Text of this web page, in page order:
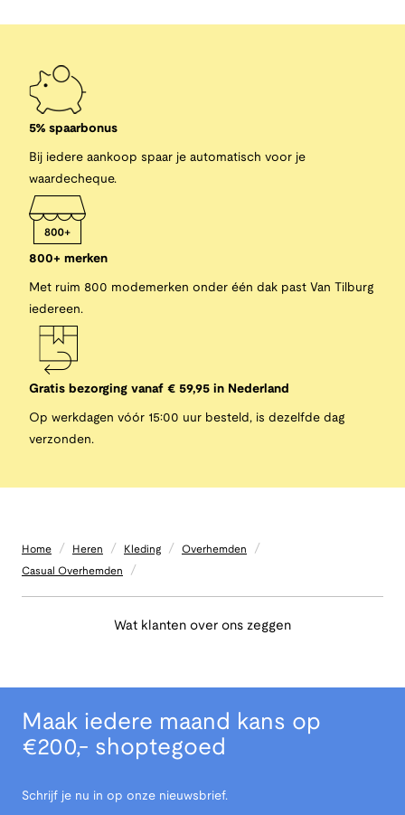
5% spaarbonus
Bij iedere aankoop spaar je automatisch voor je
waardecheque.
800+ merken
Met ruim 800 modemerken onder één dak past Van Tilburg
iedereen.
Gratis bezorging vanaf € 59,95 in Nederland
Op werkdagen vóór 15:00 uur besteld, is dezelfde dag
verzonden.
Home / Heren / Kleding / Overhemden /
Casual Overhemden /
Wat klanten over ons zeggen
Maak iedere maand kans op
€200,- shoptegoed
Schrijf je nu in op onze nieuwsbrief.